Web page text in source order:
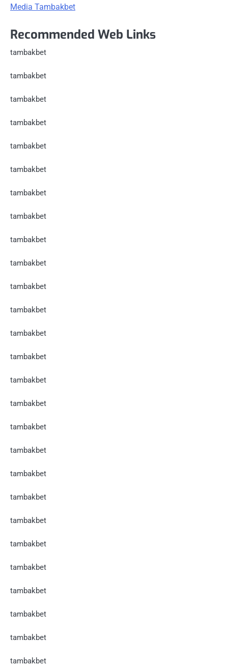
Media Tambakbet
Recommended Web Links
tambakbet
tambakbet
tambakbet
tambakbet
tambakbet
tambakbet
tambakbet
tambakbet
tambakbet
tambakbet
tambakbet
tambakbet
tambakbet
tambakbet
tambakbet
tambakbet
tambakbet
tambakbet
tambakbet
tambakbet
tambakbet
tambakbet
tambakbet
tambakbet
tambakbet
tambakbet
tambakbet